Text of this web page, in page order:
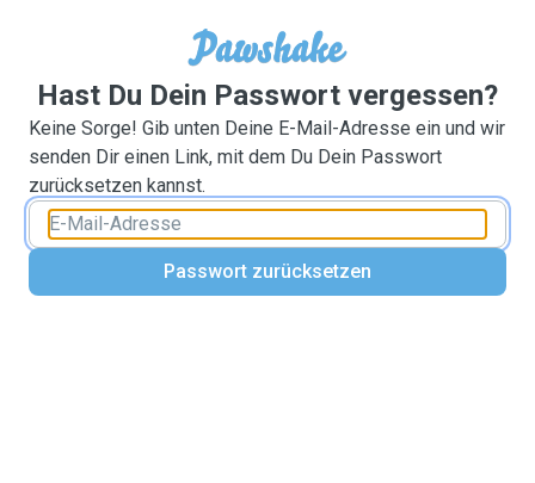
Hast Du Dein Passwort vergessen?
Keine Sorge! Gib unten Deine E-Mail-Adresse ein und wir
senden Dir einen Link, mit dem Du Dein Passwort
zurücksetzen kannst.
Passwort zurücksetzen